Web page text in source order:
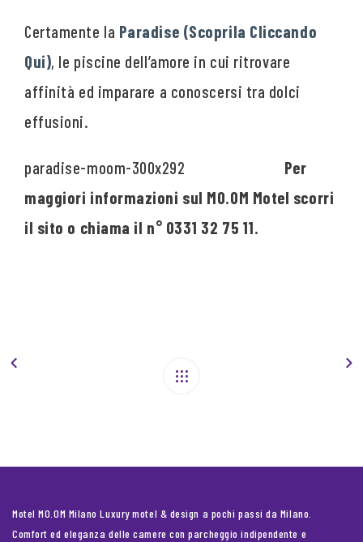
Certamente la Paradise (Scoprila Cliccando
Qui), le piscine dell’amore in cui ritrovare
affinità ed imparare a conoscersi tra dolci
effusioni.
Per
maggiori informazioni sul MO.OM Motel scorri
il sito o chiama il n° 0331 32 75 11.
Motel MO.OM Milano Luxury motel & design a pochi passi da Milano.
Comfort ed eleganza delle camere con parcheggio indipendente e